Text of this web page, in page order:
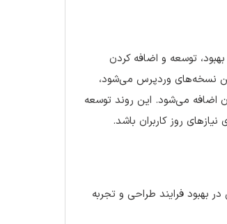
توسعه و اضافه کردن
نسخه‌های وردپرس می‌شود،
اضافه می‌شود. این روند توسعه
روز کاربران باشد.
بهبود فرایند طراحی و تجربه